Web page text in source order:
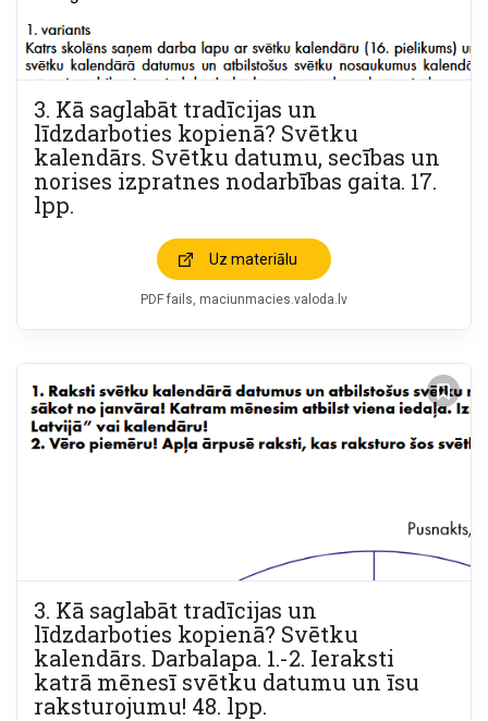
3. Kā saglabāt tradīcijas un
līdzdarboties kopienā? Svētku
kalendārs. Svētku datumu, secības un
norises izpratnes nodarbības gaita. 17.
lpp.
Uz materiālu
PDF fails maciunmacies.valoda.lv
3. Kā saglabāt tradīcijas un
līdzdarboties kopienā? Svētku
kalendārs. Darbalapa. 1.-2. Ieraksti
katrā mēnesī svētku datumu un īsu
raksturojumu! 48. lpp.